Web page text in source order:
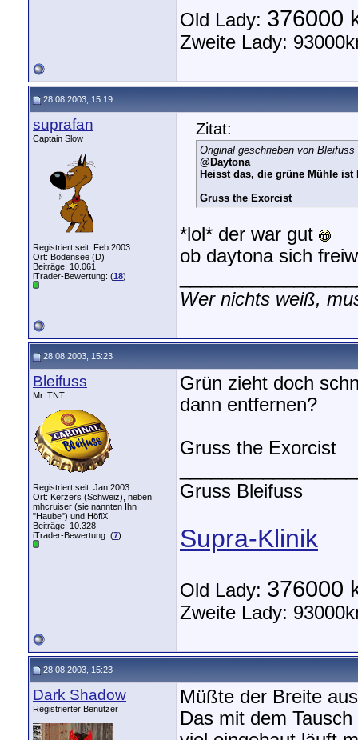
Old Lady: 376000
Zweite Lady:
28.08.2003, 15:19
suprafan
Captain Slow
Registriert seit: Feb 2003
Ort: Bodensee (D)
Beiträge: 10.061
iTrader-Bewertung: (18)
Zitat:
Original geschrieben von Bleifuss
@Daytona
Heisst das, die grüne Mühle ist
Gruss the Exorcist
*lol* der war gut
ob daytona sich
Wer nichts weiß,
28.08.2003, 15:23
Bleifuss
Mr. TNT
Registriert seit: Jan 2003
Ort: Kerzers (Schweiz), neben
mhcruiser (sie nannten Ihn
"Haube") und HöfiX
Beiträge: 10.328
iTrader-Bewertung: (7)
Grün zieht doch
dann entfernen?
Gruss the Exorcist
Gruss Bleifuss
Supra-Klinik
Old Lady: 376000
Zweite Lady:
28.08.2003, 15:23
Dark Shadow
Registrierter Benutzer
Müßte der Breite
Das mit dem